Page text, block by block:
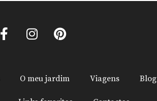
O meu jardim Viagens Blog